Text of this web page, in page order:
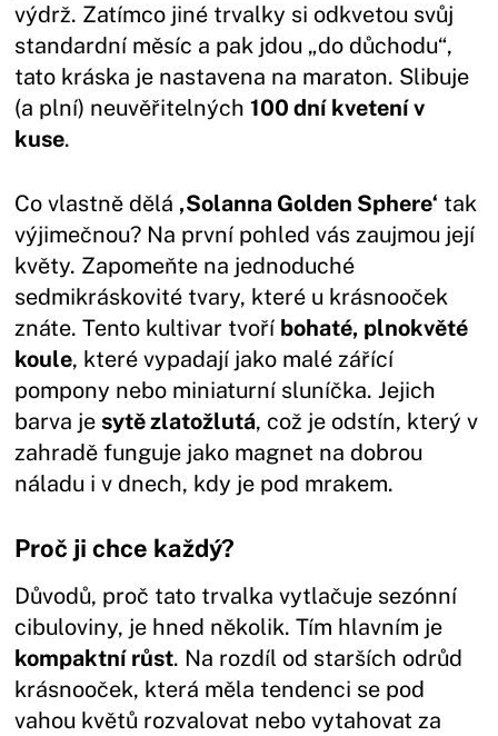
výdrž. Zatímco jiné trvalky si odkvetou svůj
standardní měsíc a pak jdou „do důchodu“,
tato kráska je nastavena na maraton. Slibuje
(a plní) neuvěřitelných100 dní kvetení v
kuse.
Co vlastně dělá ‚Solanna Golden Sphere‘ tak
výjimečnou? Na první pohled vás zaujmou její
květy. Zapomeňte na jednoduché
sedmikráskovité tvary, které u krásnooček
znáte. Tento kultivar tvoří bohaté, plnokvěté
koule, které vypadají jako malé zářící
pompony nebo miniaturní sluníčka. Jejich
barva jesytě zlatožlutá, což je odstín, který v
zahradě funguje jako magnet na dobrou
náladu i v dnech, kdy je pod mrakem.
Proč ji chce každý?
Důvodů, proč tato trvalka vytlačuje sezónní
cibuloviny, je hned několik. Tím hlavním je
kompaktní růst. Na rozdíl od starších odrůd
krásnooček, která měla tendenci se pod
vahou květů rozvalovat nebo vytahovat za